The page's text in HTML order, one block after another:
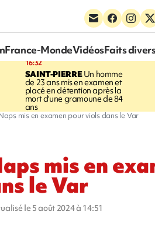
France-MondeVidéosFaits
16:32
SAINT-PIERREUn homme
de 23 ans mis en examen et
placé en détention après la
mort d'une gramoune de 84
ans
mis en examen pour viols dans le Var
mis en
le Var
le 5 août 2024 à 14:51